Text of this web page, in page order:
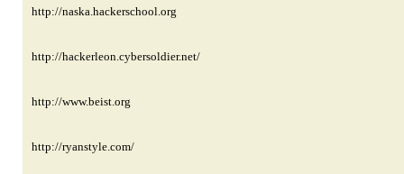
http://naska.hackerschool.org
http://hackerleon.cybersoldier.net/
http://www.beist.org
http://ryanstyle.com/